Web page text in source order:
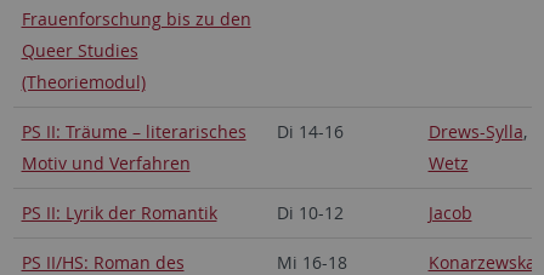
Frauenforschung bis zu den
Queer Studies
(Theoriemodul)
PS II: Träume – literarisches
Motiv und Verfahren
Di 14-16 Drews-Sylla,
Wetz
PS II: Lyrik der Romantik Di 10-12 Jacob
PS II/HS: Roman des
Mi 16-18 Konarzewska